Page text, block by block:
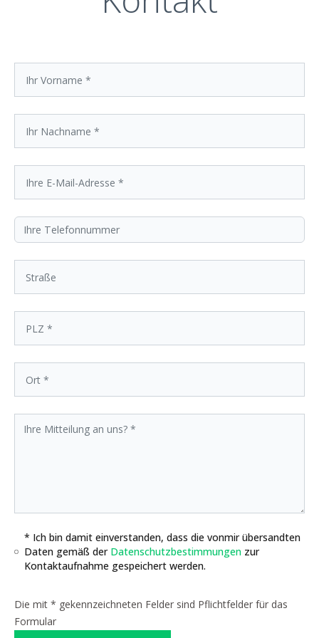
* Ich bin damit einverstanden, dass die vonmir übersandten
Daten gemäß der Datenschutzbestimmungen zur
Kontaktaufnahme gespeichert werden.
Die mit * gekennzeichneten Felder sind Pflichtfelder für das
Formular